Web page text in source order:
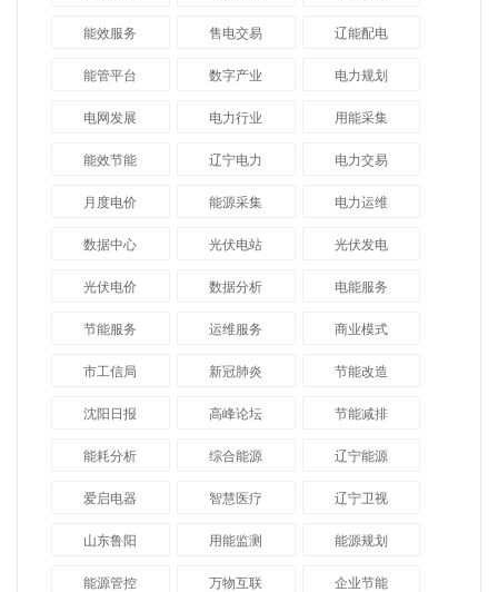
能效服务 售电交易 辽能配电
能管平台 数字产业 电力规划
电网发展 电力行业 用能采集
能效节能 辽宁电力 电力交易
月度电价 能源采集 电力运维
数据中心 光伏电站 光伏发电
光伏电价 数据分析 电能服务
节能服务 运维服务 商业模式
市工信局 新冠肺炎 节能改造
沈阳日报 高峰论坛 节能减排
能耗分析 综合能源 辽宁能源
爱启电器 智慧医疗 辽宁卫视
山东鲁阳 用能监测 能源规划
能源管控 万物互联 企业节能